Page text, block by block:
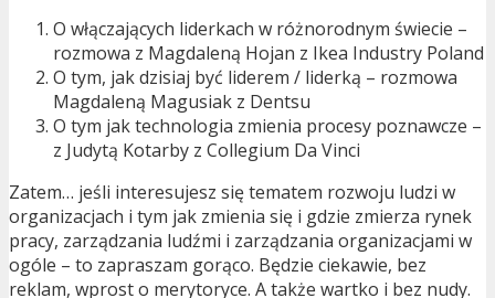
O włączających liderkach w różnorodnym świecie –
rozmowa z Magdaleną Hojan z Ikea Industry Poland
O tym, jak dzisiaj być liderem / liderką – rozmowa
Magdaleną Magusiak z Dentsu
O tym jak technologia zmienia procesy poznawcze –
z Judytą Kotarby z Collegium Da Vinci
Zatem… jeśli interesujesz się tematem rozwoju ludzi w
organizacjach i tym jak zmienia się i gdzie zmierza rynek
pracy, zarządzania ludźmi i zarządzania organizacjami w
ogóle – to zapraszam gorąco. Będzie ciekawie, bez
reklam, wprost o merytoryce. A także wartko i bez nudy.